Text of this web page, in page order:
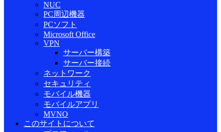
NUC
PC周辺機器
PCソフト
Microsoft Office
VPN
サーバー構築
サーバー接続
ネットワーク
セキュリティ
モバイル機器
モバイルアプリ
MVNO
このサイトについて